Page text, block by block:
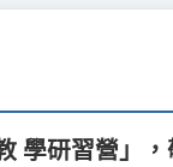
學研習營」